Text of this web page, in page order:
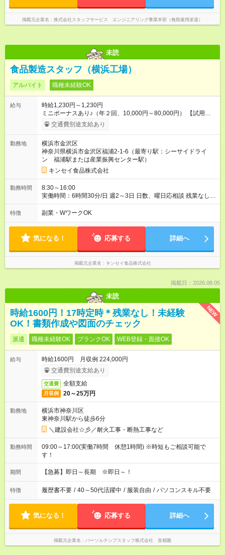
掲載元企業名 株式会社スタッフサービス エンジニアリング事業本部（無期雇用派遣）
未読
食品製造スタッフ（横浜工場）
アルバイト 職種未経験OK
給与
時給1,230円～1,230円
ミニボーナスあり♪（年２回、10,000円～80,000円） 【試用期
間】試用期間あり 試用期間の長さ：3ヶ月 雇用形態、給与は本
採用時と同じです。
交通費別途支給あり
勤務地
横浜市金沢区
神奈川県横浜市金沢区福浦2-1-6（最寄り駅：シーサイドライ
ン 福浦駅または産業振興センター駅）
キンセイ食品株式会社
勤務時間
8:30～16:00
実働時間：6時間30分/日 週2～3日 日数、曜日応相談 残業なし
※試用期間あり（3ヶ月、給与変動なし）
特徴 副業・WワークOK
気になる！ 応募する 詳細へ
掲載元企業名 キンセイ食品株式会社
掲載日：2026.08.05
未読
NEW
時給1600円！17時定時＊残業なし！未経験
OK！書類作成や図面のチェック
派遣 職種未経験OK ブランクOK WEB登録・面接OK
給与
時給1600円 月収例 224,000円
交通費別途支給あり
交通費 全額支給
月収例 20～25万円
勤務地
横浜市神奈川区
東神奈川駅から徒歩6分
＼建設会社☆彡／耐火工事・断熱工事など
勤務時間
09:00～17:00(実働7時間 休憩1時間) ※時短もご相談可能で
す！
期間 【急募】即日～長期 ※即日～！
特徴 履歴書不要 / 40～50代活躍中 / 服装自由 / パソコンスキル不要
気になる！ 応募する 詳細へ
掲載元企業名 パーソルテンプスタッフ株式会社 首都圏